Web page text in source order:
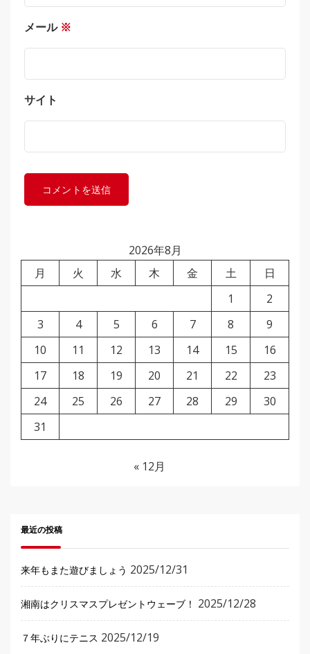
メール ※
サイト
2026年8月
月
火 水 木 金 土
日
1
2
3
4 5 6 7 8
9
10
11 12 13 14 15
16
17
18 19 20 21 22
23
24
25 26 27 28 29
30
31
« 12月
最近の投稿
来年もまた遊びましょう 2025/12/31
湘南はクリスマスプレゼントウェーブ！ 2025/12/28
７年ぶりにテニス 2025/12/19